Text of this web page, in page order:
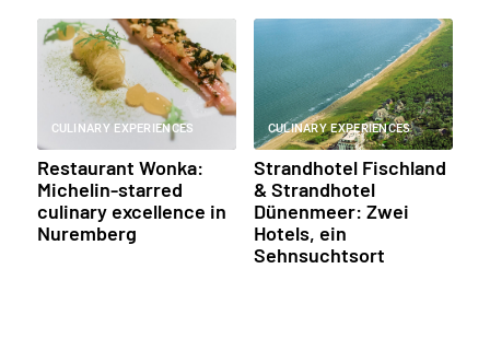
CULINARY EXPERIENCES
Restaurant Wonka:
Michelin-starred
culinary excellence in
Nuremberg
CULINARY EXPERIENCES
Strandhotel Fischland
& Strandhotel
Dünenmeer: Zwei
Hotels, ein
Sehnsuchtsort